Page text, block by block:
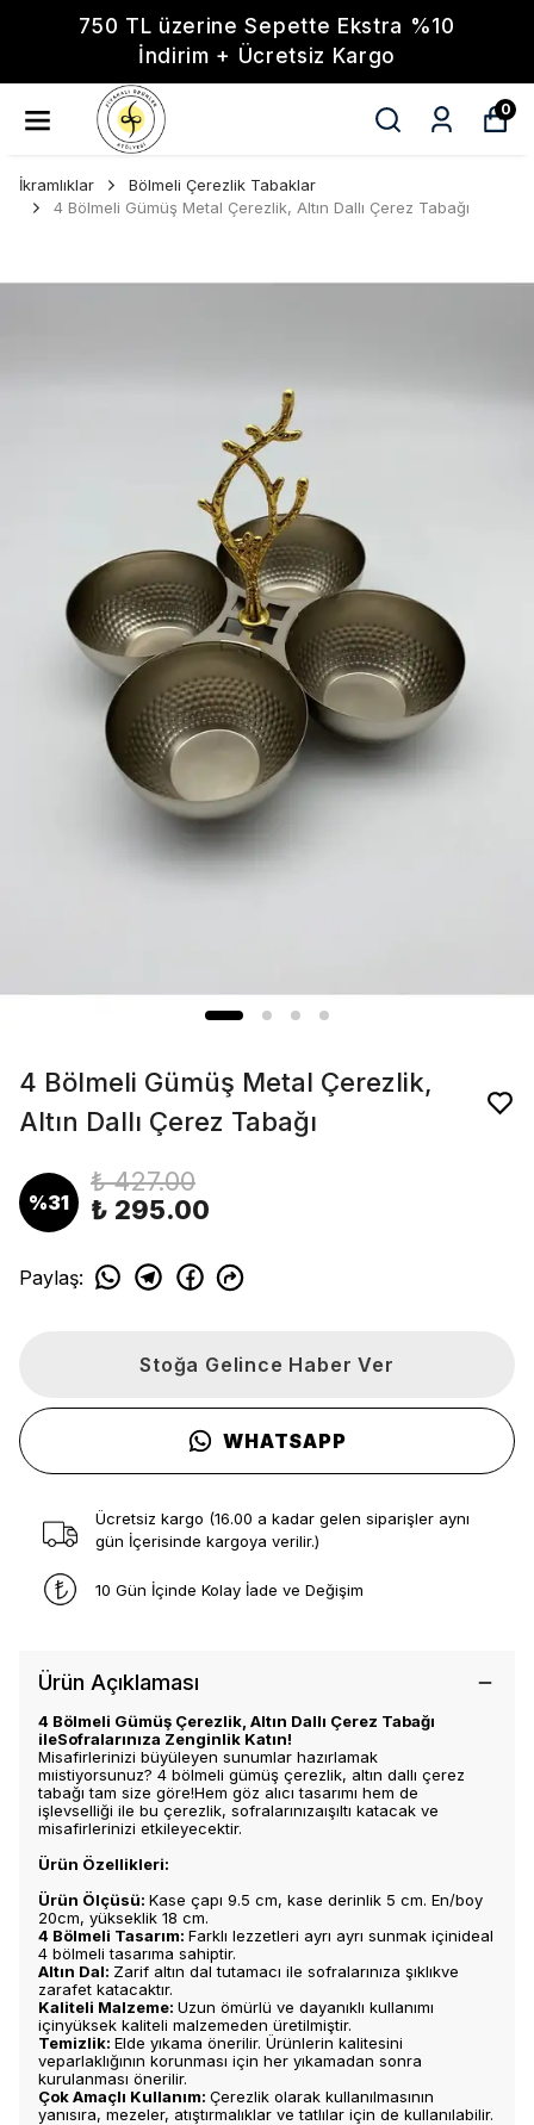
750 TL üzerine Sepette Ekstra %10
İndirim + Ücretsiz Kargo
0
İkramlıklar
Bölmeli Çerezlik Tabaklar
4 Bölmeli Gümüş Metal Çerezlik, Altın Dallı Çerez Tabağı
4 Bölmeli Gümüş Metal Çerezlik,
Altın Dallı Çerez Tabağı
%31
₺ 427.00
₺ 295.00
Paylaş:
Stoğa Gelince Haber Ver
WHATSAPP
Ücretsiz kargo (16.00 a kadar gelen siparişler aynı
gün İçerisinde kargoya verilir.)
10 Gün İçinde Kolay İade ve Değişim
Ürün Açıklaması
4 Bölmeli Gümüş Çerezlik, Altın Dallı Çerez Tabağı
ileSofralarınıza Zenginlik Katın!
Misafirlerinizi büyüleyen sunumlar hazırlamak
mıistiyorsunuz? 4 bölmeli gümüş çerezlik, altın dallı çerez
tabağı tam size göre!Hem göz alıcı tasarımı hem de
işlevselliği ile bu çerezlik, sofralarınızaışıltı katacak ve
misafirlerinizi etkileyecektir.
Ürün Özellikleri:
Ürün Ölçüsü: Kase çapı 9.5 cm, kase derinlik 5 cm. En/boy
20cm, yükseklik 18 cm.
4 Bölmeli Tasarım: Farklı lezzetleri ayrı ayrı sunmak içinideal
4 bölmeli tasarıma sahiptir.
Altın Dal: Zarif altın dal tutamacı ile sofralarınıza şıklıkve
zarafet katacaktır.
Kaliteli Malzeme: Uzun ömürlü ve dayanıklı kullanımı
içinyüksek kaliteli malzemeden üretilmiştir.
Temizlik: Elde yıkama önerilir. Ürünlerin kalitesini
veparlaklığının korunması için her yıkamadan sonra
kurulanması önerilir.
Çok Amaçlı Kullanım: Çerezlik olarak kullanılmasının
yanısıra, mezeler, atıştırmalıklar ve tatlılar için de kullanılabilir.